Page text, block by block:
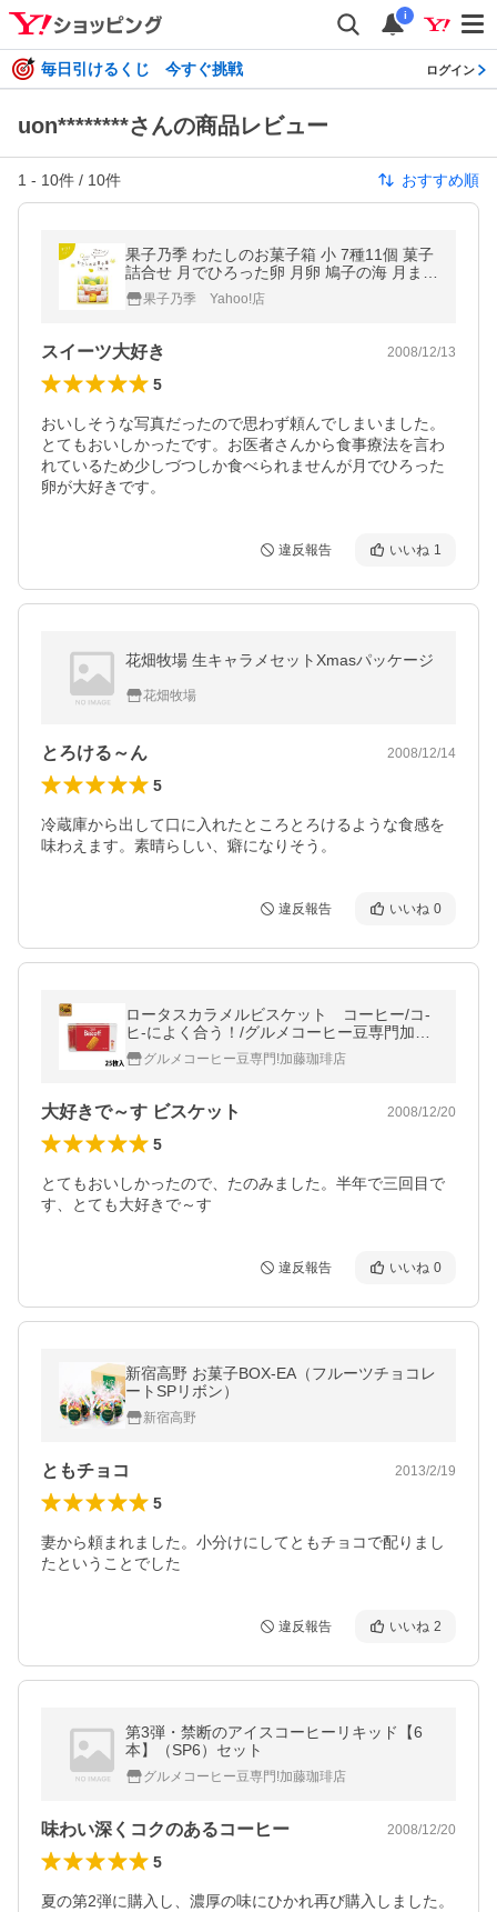
i
毎日引けるくじ 今すぐ挑戦 ログイン
uon********さんの商品レビュー
1 - 10件 / 10件 おすすめ順
果子乃季 わたしのお菓子箱 小 7種11個 菓子
詰合せ 月でひろった卵 月卵 鳩子の海 月まる
まんじゅう 和菓子 洋菓子 ギフト
果子乃季 Yahoo!店
スイーツ大好き 2008/12/13
5
おいしそうな写真だったので思わず頼んでしまいました。
とてもおいしかったです。お医者さんから食事療法を言わ
れているため少しづつしか食べられませんが月でひろった
卵が大好きです。
違反報告 いいね 1
花畑牧場 生キャラメセットXmasパッケージ
花畑牧場
とろける～ん 2008/12/14
5
冷蔵庫から出して口に入れたところとろけるような食感を
味わえます。素晴らしい、癖になりそう。
違反報告 いいね 0
ロータスカラメルビスケット コーヒー/コ-
ヒ-によく合う！/グルメコーヒー豆専門加藤
珈琲店グルメコーヒー豆専門!加藤珈琲店
大好きで～す ビスケット 2008/12/20
5
とてもおいしかったので、たのみました。半年で三回目で
す、とても大好きで～す
違反報告 いいね 0
新宿高野 お菓子BOX-EA（フルーツチョコレ
ートSPリボン）
新宿高野
ともチョコ 2013/2/19
5
妻から頼まれました。小分けにしてともチョコで配りまし
たということでした
違反報告 いいね 2
第3弾・禁断のアイスコーヒーリキッド【6
本】（SP6）セット
グルメコーヒー豆専門!加藤珈琲店
味わい深くコクのあるコーヒー 2008/12/20
5
夏の第2弾に購入し、濃厚の味にひかれ再び購入しました。